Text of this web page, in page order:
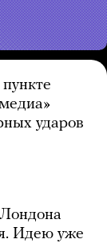
ударов
Идею уже